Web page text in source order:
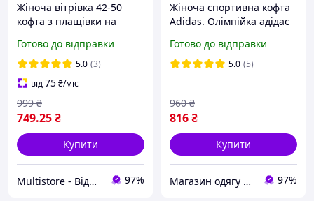
Жіноча вітрівка 42-50
кофта з плащівки на
лампасами з затяжкою
знизу
Готово до відправки
5.0 (3)
від75₴/міс
749.25₴
999 ₴
Купити
Multistore - Відмінна якість, найкраща ціна! 97%
Жіноча спортивна кофта
Adidas. Олімпійка адідас
весна осінь біла
Готово до відправки
5.0 (5)
816₴
960 ₴
Купити
Магазин одягу та взуття Bootlords 97%